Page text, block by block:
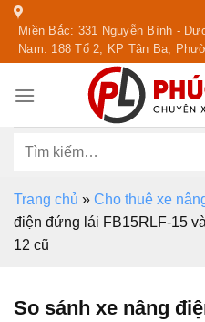
Skip
content
Miền Bắc: 331 Nguyễn Bình -
Nam: 188 Tổ 2, KP Tân Ba,
Tìm
Trang chủ » Cho thuê xe
điện đứng lái FB15RLF-15
12 cũ
So sánh xe nâng